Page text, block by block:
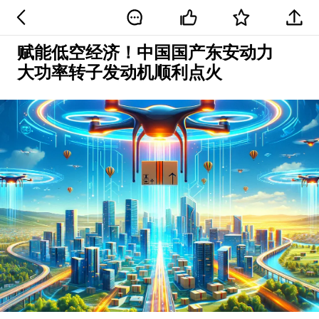
赋能低空经济！中国国产东安动力
大功率转子发动机顺利点火